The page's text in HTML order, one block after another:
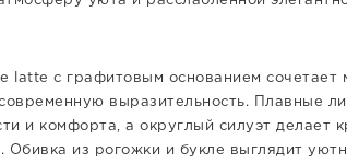
latte с графитовым основанием сочетает
выразительность. Плавные
и комфорта, а округлый силуэт делает
из рогожки и букле выглядит